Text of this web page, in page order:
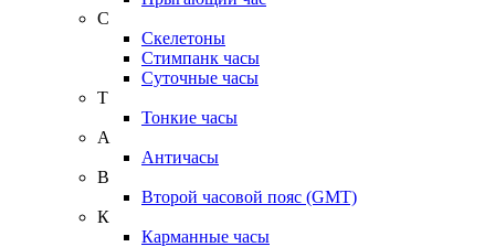
С
Скелетоны
Стимпанк часы
Суточные часы
Т
Тонкие часы
А
Античасы
В
Второй часовой пояс (GMT)
К
Карманные часы